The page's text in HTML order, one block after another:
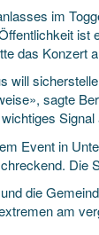
im
das Konzert
will
sagte
Event in
Die
die
am